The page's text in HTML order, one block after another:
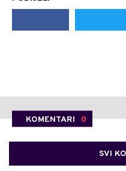
KOMENTARI 0
SVI